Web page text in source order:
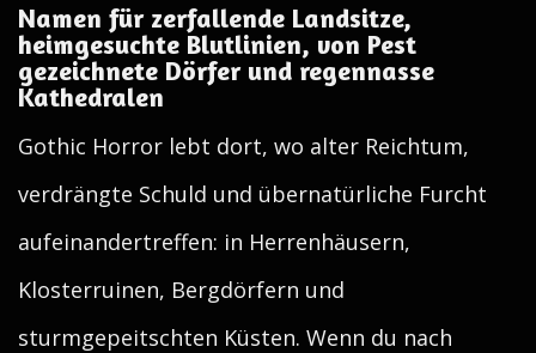
Namen für zerfallende Landsitze,
heimgesuchte Blutlinien, von Pest
gezeichnete Dörfer und regennasse
Kathedralen
Gothic Horror lebt dort, wo alter Reichtum,
verdrängte Schuld und übernatürliche Furcht
aufeinandertreffen: in Herrenhäusern,
Klosterruinen, Bergdörfern und
sturmgepeitschten Küsten. Wenn du nach